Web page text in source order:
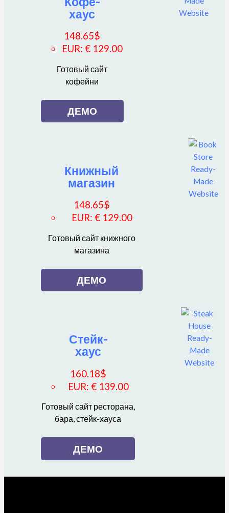
хаус
148.65$
EUR:€ 129.00
Готовый сайт
кофейни
ДЕМО
Книжный
магазин
148.65$
EUR: € 129.00
Готовый сайт книжного
магазина
ДЕМО
Стейк-
хаус
160.18$
EUR: € 139.00
Готовый сайт ресторана,
бара, стейк-хауса
ДЕМО